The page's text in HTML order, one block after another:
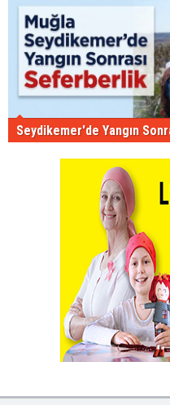
Seydikemer'de Yangın